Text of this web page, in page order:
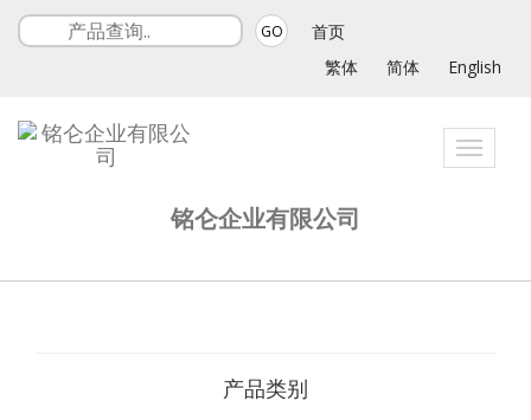
GO
首页
繁体
简体 English
Toggle
铭仑企业有限公司
产品类别